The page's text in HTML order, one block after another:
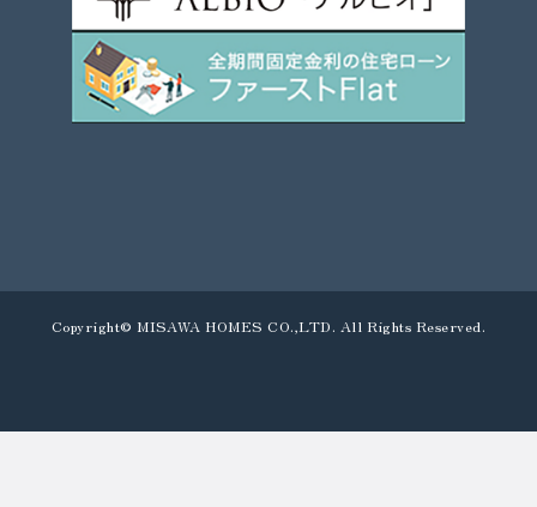
Copyright© MISAWA HOMES CO.,LTD. All Rights Reserved.